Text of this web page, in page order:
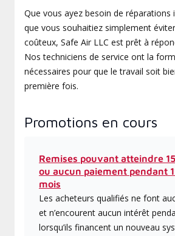
Que vous ayez besoin de réparations
que vous souhaitiez simplement
coûteux, Safe Air LLC est prêt à
Nos techniciens de service ont la
nécessaires pour que le travail soit
première fois.
Promotions en cours
Remises pouvant atteindre
ou aucun paiement pendant
mois
Les acheteurs qualifiés ne font
et n’encourent aucun intérêt
lorsqu’ils financent un nouveau